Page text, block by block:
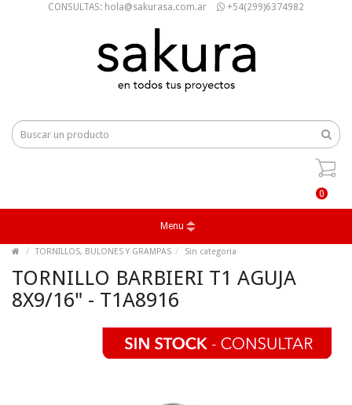
CONSULTAS: hola@sakurasa.com.ar +54(299)6374982
0
Menu
TORNILLOS, BULONES Y GRAMPAS Sin categoria
TORNILLO BARBIERI T1 AGUJA
8X9/16" - T1A8916